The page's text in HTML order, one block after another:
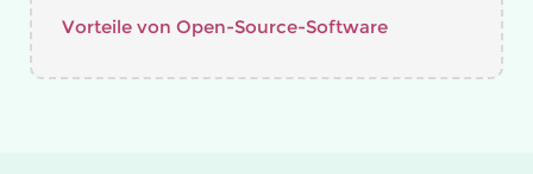
Vorteile von Open-Source-Software